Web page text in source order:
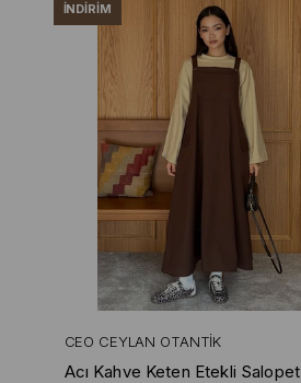
CEO CEYLAN OTANTIK
Acı Kahve Keten Etekli Salopet
İNDIRIM